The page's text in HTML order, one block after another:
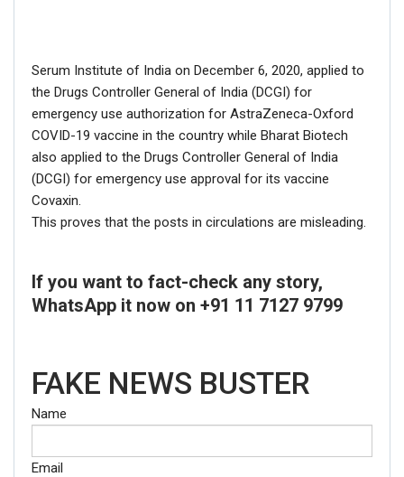
Serum Institute of India on December 6, 2020, applied to
the Drugs Controller General of India (DCGI) for
emergency use authorization for AstraZeneca-Oxford
COVID-19 vaccine in the country while Bharat Biotech
also applied to the Drugs Controller General of India
(DCGI) for emergency use approval for its vaccine
Covaxin.
This proves that the posts in circulations are misleading.
If you want to fact-check any story,
WhatsApp it now on +91 11 7127 9799
FAKE NEWS BUSTER
Name
Email